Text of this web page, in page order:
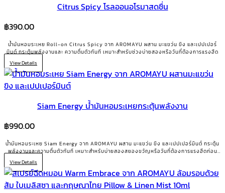
Citrus Spicy โรลออนอโรมาสดชื่น
฿390.00
น้ำมันหอมระเหย Roll-on Citrus Spicy จาก AROMAYU ผสาน มะแขว่น ขิง และเปปเปอร์
มินต์ กระตุ้นพลังงานและ ความตื่นตัวทันที เหมาะสำหรับช่วงบ่ายสองหรือวันที่ต้องการแรงฮึด
View Details
Siam Energy น้ำมันหอมระเหยกระตุ้นพลังงาน
฿990.00
น้ำมันหอมระเหย Siam Energy จาก AROMAYU ผสาน มะแขว่น ขิง และเปปเปอร์มินต์ กระตุ้น
พลังงานและความตื่นตัวทันที เหมาะสำหรับบ่ายสองสยองขวัญหรือวันที่ต้องการแรงฮึดก่อน
View Details